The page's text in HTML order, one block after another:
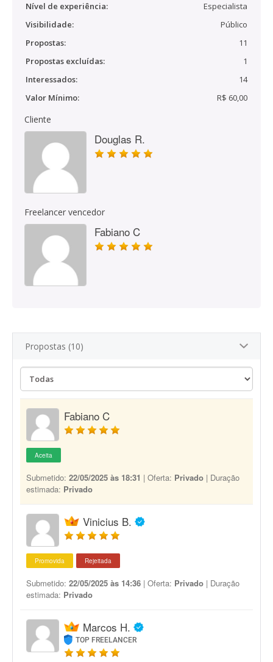
Nível de experiência:
Especialista
Visibilidade:
Público
Propostas:
11
Propostas excluídas:
1
Interessados:
14
Valor Mínimo:
R$ 60,00
Cliente
Douglas R.
Freelancer vencedor
Fabiano C
Propostas (10)
Fabiano C
Aceita
Submetido: 22/05/2025 às 18:31 | Oferta: Privado | Duração
estimada: Privado
Vinicius B.
Promovida Rejeitada
Submetido: 22/05/2025 às 14:36 | Oferta: Privado | Duração
estimada: Privado
Marcos H.
TOP FREELANCER